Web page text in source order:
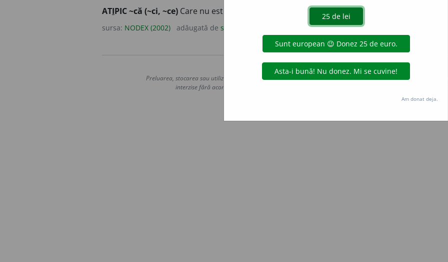
ATIPIC ~că (~ci, ~ce) Care nu este tipic. /<fr.
sursa: NODEX (2002) adăugată de siveco
Copyright © 2004-2026 dexonline (https://dexonline.ro)
Preluarea, stocarea sau utilizarea datelor de pe acest site, inclusiv prin orice metode de extragere automată
interzise fără acordul nostru prealabil scris, cu excepția seturilor de date oferite oficial spre utilizare
Hosterion
Am donat deja.